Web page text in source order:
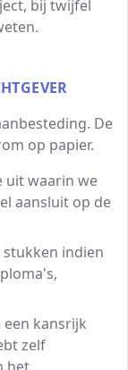
bij twijfel
De
op papier.
uit waarin we
aansluit op de
indien
een kansrijk
zelf